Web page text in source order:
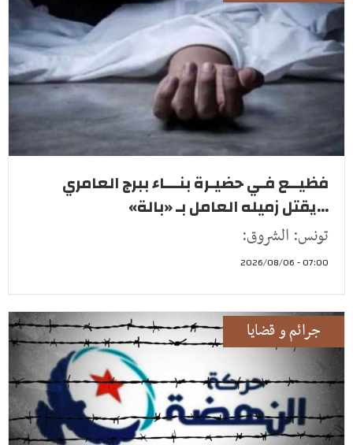
فظيــع فـي حضيـرة بنـــاء ببرج العامري
...يقتل زميله العامل بـ «بالة»
تونس: الشروق:
07:00 - 2026/08/06
جرائم و قضايا